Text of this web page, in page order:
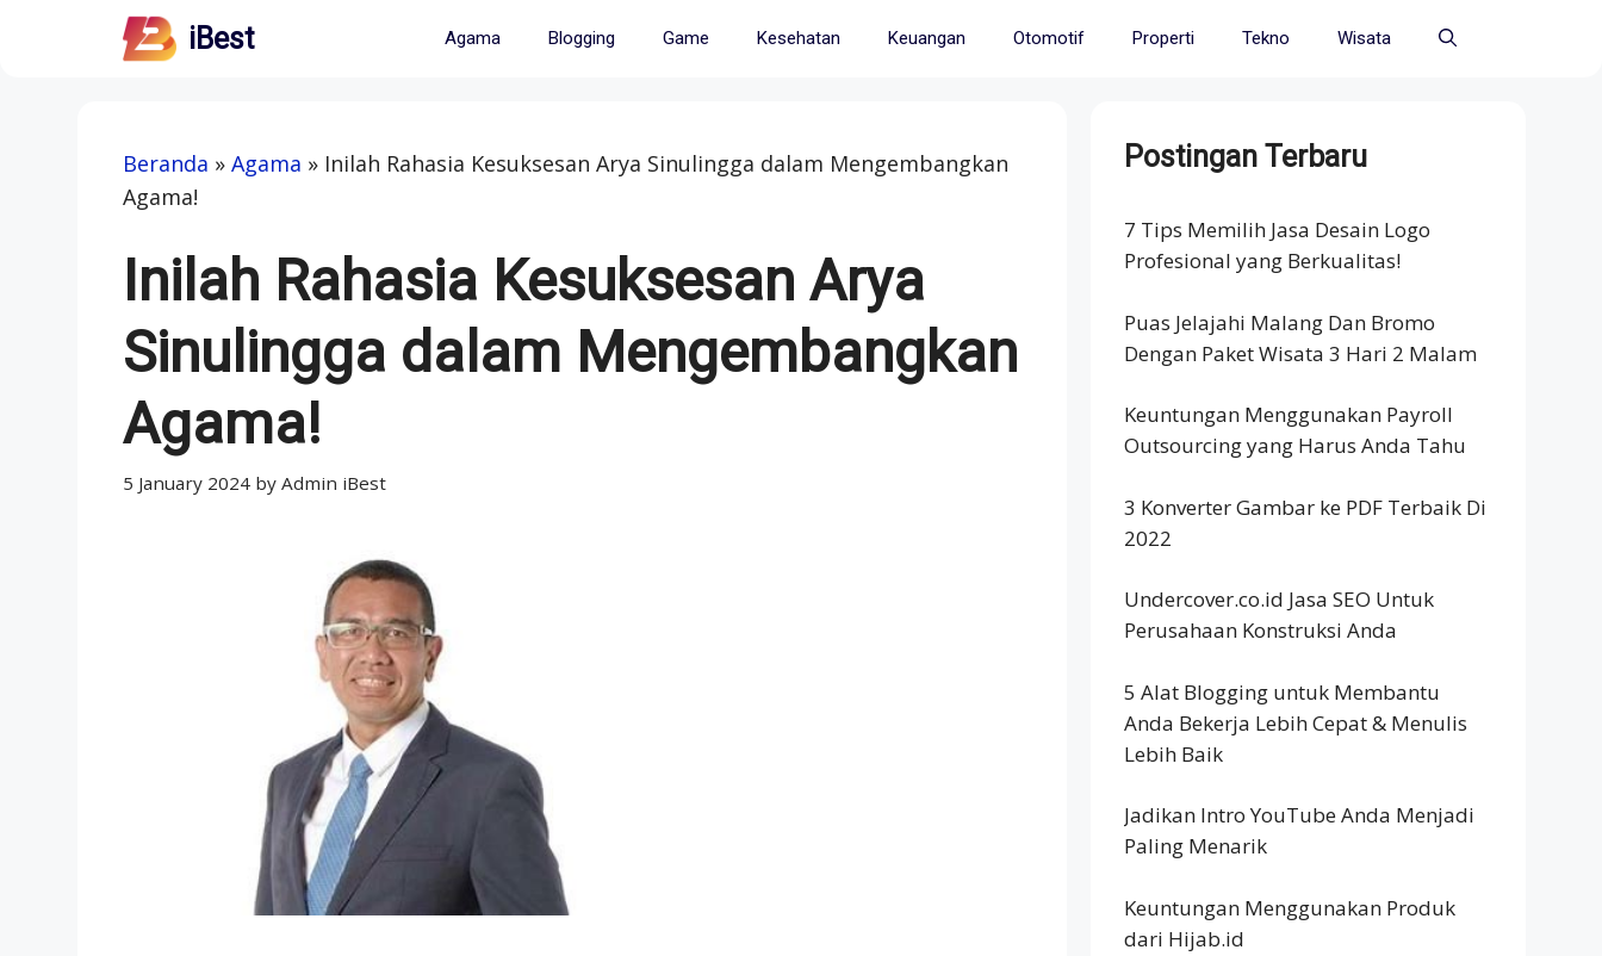
iBest Agama Blogging Game Kesehatan Keuangan Otomotif Properti Tekno Wisata
Beranda » Agama » Inilah Rahasia Kesuksesan Arya Sinulingga dalam Mengembangkan
Agama!
Inilah Rahasia Kesuksesan Arya
Sinulingga dalam Mengembangkan
Agama!
5 January 2024 by Admin iBest
Postingan Terbaru
7 Tips Memilih Jasa Desain Logo
Profesional yang Berkualitas!
Puas Jelajahi Malang Dan Bromo
Dengan Paket Wisata 3 Hari 2 Malam
Keuntungan Menggunakan Payroll
Outsourcing yang Harus Anda Tahu
3 Konverter Gambar ke PDF Terbaik Di
2022
Undercover.co.id Jasa SEO Untuk
Perusahaan Konstruksi Anda
5 Alat Blogging untuk Membantu
Anda Bekerja Lebih Cepat & Menulis
Lebih Baik
Jadikan Intro YouTube Anda Menjadi
Paling Menarik
Keuntungan Menggunakan Produk
dari Hijab.id